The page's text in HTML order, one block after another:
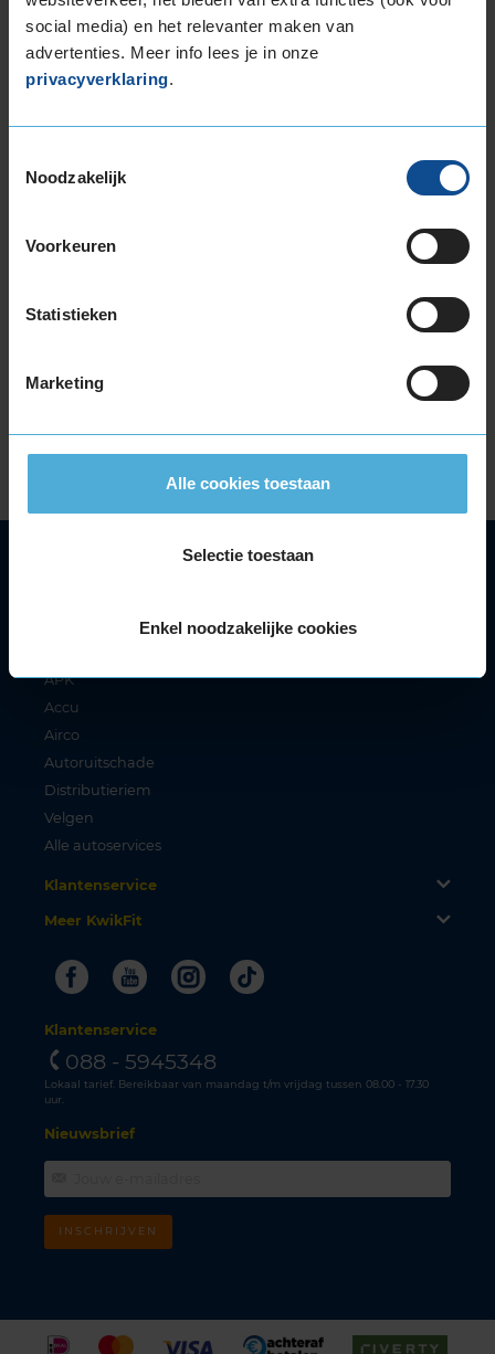
social media) en het relevanter maken van
advertenties. Meer info lees je in onze
privacyverklaring.
Noodzakelijk
Voorkeuren
Statistieken
Marketing
Alle cookies toestaan
Selectie toestaan
Enkel noodzakelijke cookies
Landelijke samenwerking met alle ROC-
Als erkend leerbedrijf werkt KwikFit samen met
(Beroepsbegeleidende leerweg) autotechnicus
van de 180 KwikFit vestigingen en krijgen
Bandenwissel
APK
Accu
Airco
Autoruitschade
Distributieriem
Velgen
Alle autoservices
Klantenservice
Meer KwikFit
FacebookYoutubeInstagram
Tiktok
Klantenservice
088 - 5945348
Lokaal tarief. Bereikbaar van maandag t/m vrijdag tussen 08.00 - 17.30
uur.
Nieuwsbrief
INSCHRIJVEN